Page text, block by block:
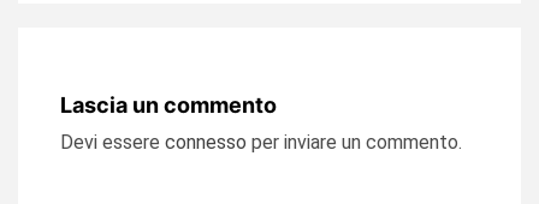
Lascia un commento
Devi essere connesso per inviare un commento.